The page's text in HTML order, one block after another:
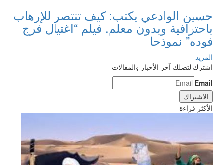
حسين الوادعي يكتب: كيف تنتصر للإرهاب
باحترافية وبدون معلم. فيلم “اغتيال فرج
فوده” نموذجا
المزيد
اشترك لتصلك آخر الأخبار والمقالات
Email
الأكثر قراءة